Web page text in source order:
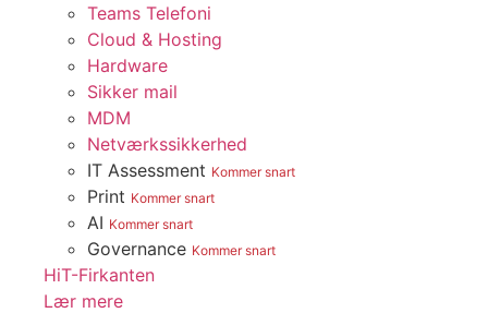
Teams Telefoni
Cloud & Hosting
Hardware
Sikker mail
MDM
Netværkssikkerhed
IT Assessment Kommer snart
Print Kommer snart
AI Kommer snart
Governance Kommer snart
HiT-Firkanten
Lær mere